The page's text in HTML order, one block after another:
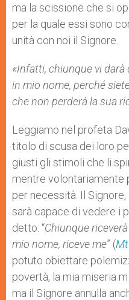
ma la scissione che si
per la quale essi sono
unità con noi il Signore.
«Infatti, chiunque vi darà
in mio nome, perché
che non perderà la sua
Leggiamo nel profeta
titolo di scusa dei loro
giusti gli stimoli che li
mentre volontariamente
per necessità. Il
sarà capace di vedere i
detto: “Chiunque
mio nome, riceve me” (
potuto obiettare
povertà, la mia miseria
ma il Signore annulla